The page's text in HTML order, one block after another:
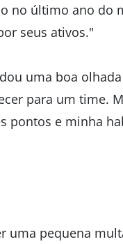
no último ano do
seus ativos."
uma boa
para um time.
pontos e minha
uma pequena